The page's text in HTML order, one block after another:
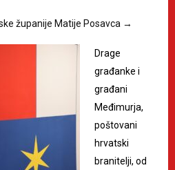
županije Matije Posavca →
Drage
građanke i
građani
Međimurja,
poštovani
hrvatski
branitelji, od